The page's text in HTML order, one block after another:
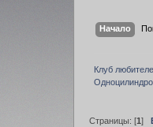
Начало
Клуб
Страницы: [1]